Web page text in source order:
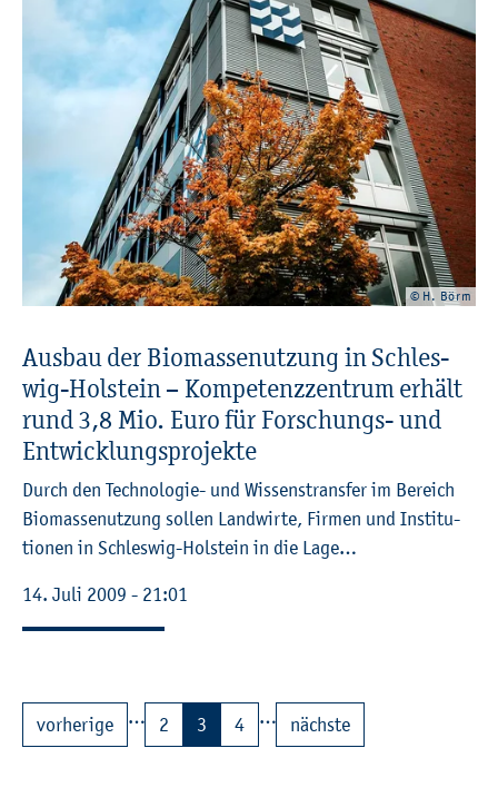
© H. Börm
Aus­bau der Bio­mas­sen­ut­zung in Schles­
wig-Hol­stein – Kom­pe­tenz­zen­trum er­hält
rund 3,8 Mio. Euro für For­schungs- und
Ent­wick­lungs­pro­jek­te
Durch den Tech­no­lo­gie- und Wis­sens­trans­fer im Be­reich
Bio­mas­sen­ut­zung sol­len Land­wir­te, Fir­men und In­sti­tu­
tio­nen in Schles­wig-Hol­stein in die Lage…
14. Juli 2009 - 21:01
vor­he­ri­ge … 2 3 4 … nächs­te